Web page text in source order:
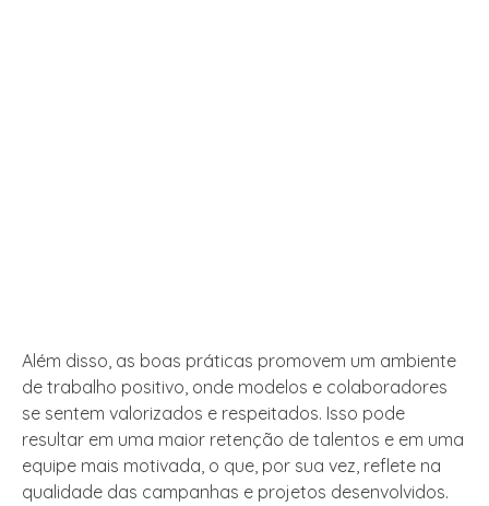
Além disso, as boas práticas promovem um ambiente
de trabalho positivo, onde modelos e colaboradores
se sentem valorizados e respeitados. Isso pode
resultar em uma maior retenção de talentos e em uma
equipe mais motivada, o que, por sua vez, reflete na
qualidade das campanhas e projetos desenvolvidos.